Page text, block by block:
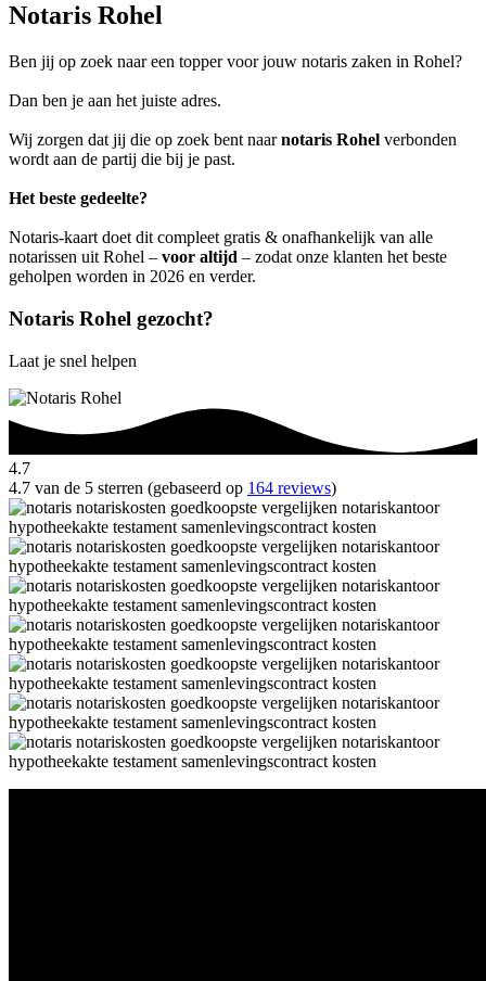
Notaris Rohel
Ben jij op zoek naar een topper voor jouw notaris zaken in Rohel?
Dan ben je aan het juiste adres.
Wij zorgen dat jij die op zoek bent naarnotaris Rohel verbonden
wordt aan de partij die bij je past.
Het beste gedeelte?
Notaris-kaart doet dit compleet gratis & onafhankelijk van alle
notarissen uit Rohel – voor altijd – zodat onze klanten het beste
geholpen worden in 2026 en verder.
Notaris Rohel gezocht?
Laat je snel helpen
4.7
4.7 van de 5 sterren (gebaseerd op 164 reviews)